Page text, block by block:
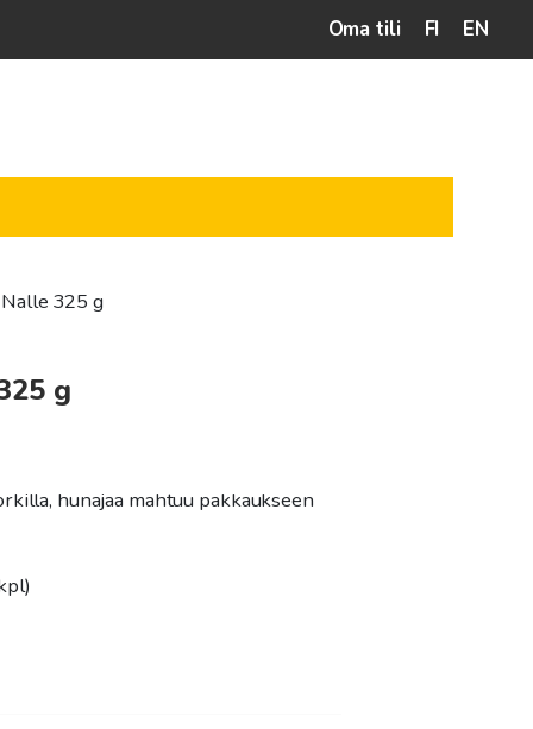
Oma tili FI EN
325 g
g
hunajaa mahtuu pakkaukseen